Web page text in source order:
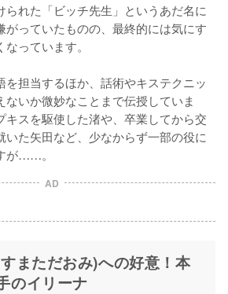
られた「ビッチ先生」というあだ名に
がっていたものの、最終的には気にす
っています。
を担当するほか、話術やキステクニッ
ないか微妙なことまで伝授していま
キスを駆使した渚や、卒業してから交
いた矢田など、少なからず一部の役に
が……。
AD
まただおみ)への好意！本
のイリーナ